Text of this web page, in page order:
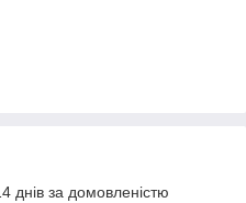
днів за домовленістю